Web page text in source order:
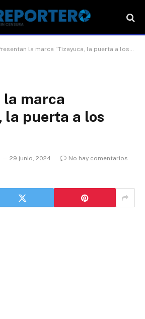
la marca “Tizayuca, la puerta a los sabores”
la marca
la puerta a los
29 junio, 2024
No hay comentarios